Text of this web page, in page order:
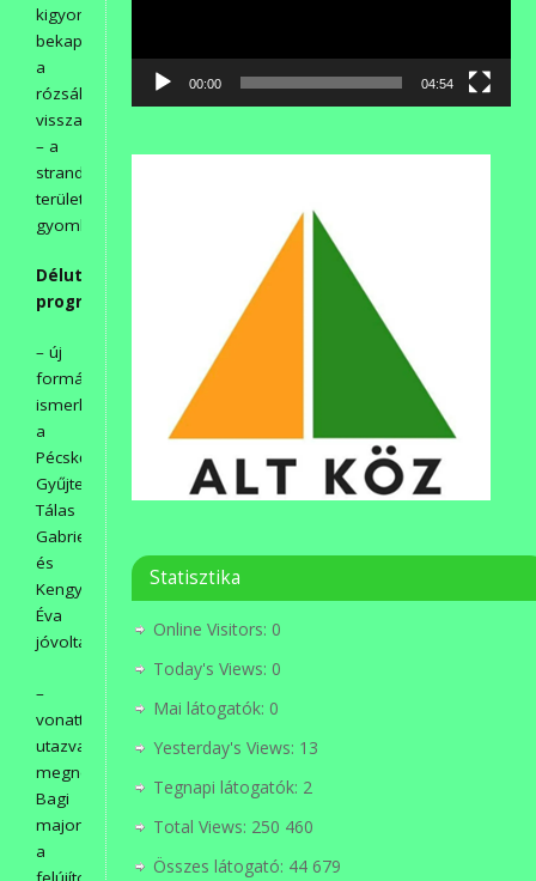
kigyomlálása,
bekapálása,
a
rózsák
visszavágása,
– a
strand
területén
gyomlálás.
Délutáni
programjaik:
– új
formában
ismerkedtek
a
Pécskői
Gyűjteménnyel
Tálas
Gabriella
és
Kengyel
Éva
jóvoltából,
–
vonattal
utazva
megnézték
Bagi
majorban
a
00:00 04:54
Statisztika
Online Visitors: 0
Today's Views: 0
Mai látogatók: 0
Yesterday's Views: 13
Tegnapi látogatók: 2
Total Views: 250 460
Összes látogató: 44 679